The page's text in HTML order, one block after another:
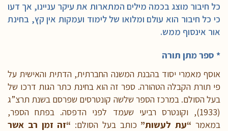
כל חיבור מוצג בכמה מילים המתארות את עיקר עניינו, אך דעו
כי כל חיבור הוא עולם ומלואו של לימוד ועמקות אין קץ, בחינת
אור אינסוף ממש.
* ספר מתן תורה
אוסף מאמרי יסוד בהבנת המשנה החברתית, הדתית והאישית על
פי תורת הקבלה הטהורה. ספר זה הוא בחינת כתר הגות דרכו של
בעל הסולם. במרכז הספר שלשה קונטרסים שפרסם בשנת תרצ”ג
(1933), וקונטרס רביעי שעמד לפני הדפסה. בפתח הספר,
במאמר “עת לעשות” כותב בעל הסולם: “זה זמן רב אשר